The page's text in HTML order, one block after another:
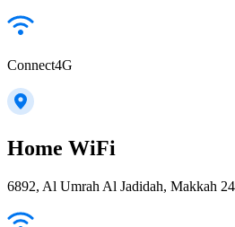
Connect4G
Home WiFi
6892, Al Umrah Al Jadidah, Makkah